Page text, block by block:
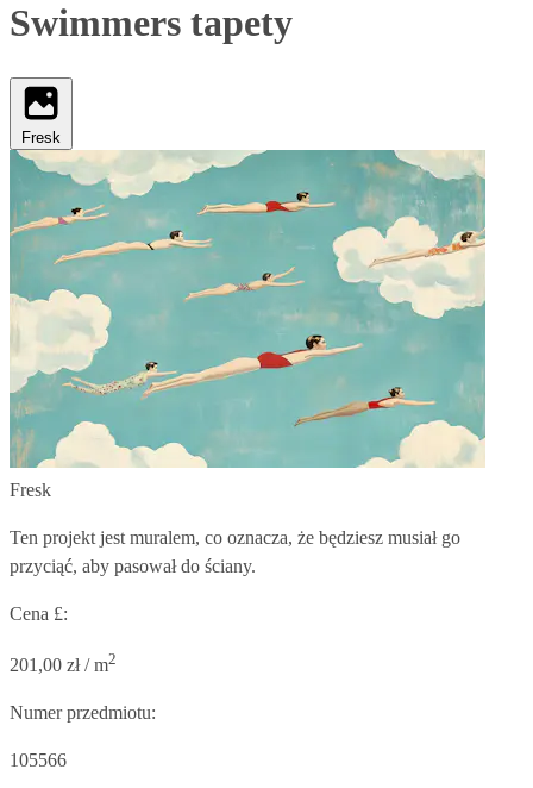
Swimmers tapety
Fresk
Fresk
Ten projekt jest muralem, co oznacza, że będziesz musiał go
przyciąć, aby pasował do ściany.
Cena £:
201,00 zł / m2
Numer przedmiotu:
105566